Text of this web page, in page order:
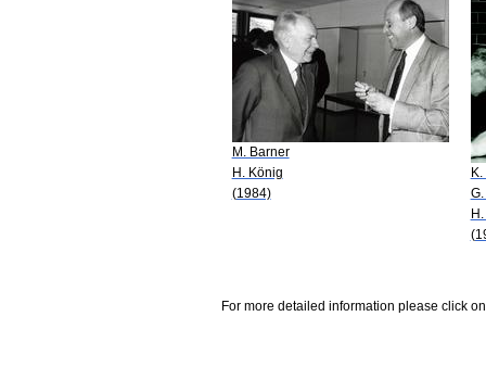
M. Barner
H. König
(1984)
For more detailed information please click